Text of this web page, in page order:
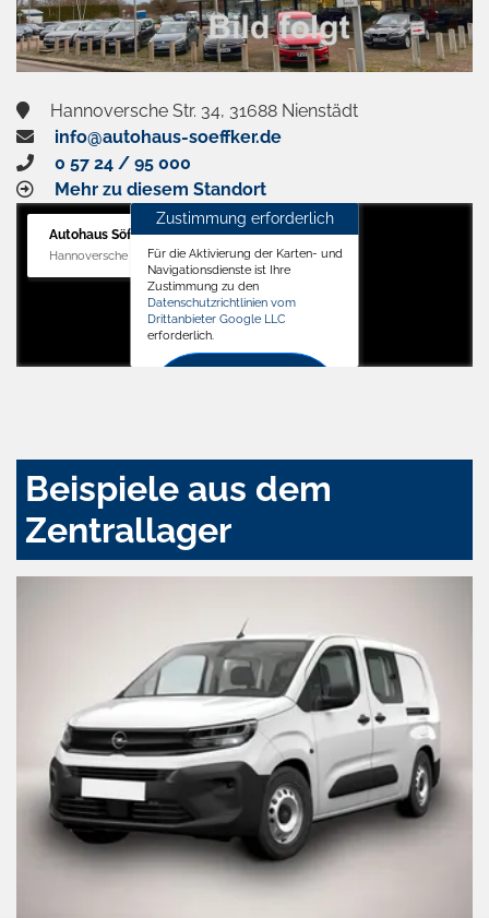
Hannoversche Str. 34, 31688 Nienstädt
info@autohaus-soeffker.de
0 57 24 / 95 000
Mehr zu diesem Standort
Autohaus Söffker GmbH
Hannoversche Str. 34, 31688 Nienstädt
Zustimmung erforderlich
Für die Aktivierung der Karten- und
Navigationsdienste ist Ihre
Zustimmung zu den
Datenschutzrichtlinien vom
Drittanbieter Google LLC
erforderlich.
Beispiele aus dem
Zentrallager